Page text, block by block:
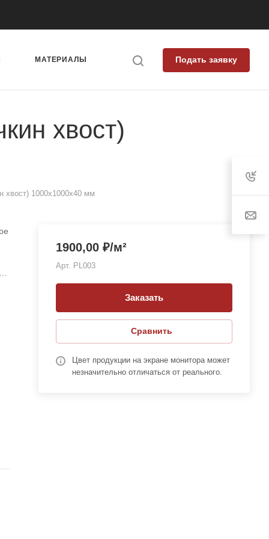
МАТЕРИАЛЫ Подать заявку
хвост)
хвост) 1000х1000x40 мм
1900,00 ₽/м²
Арт. PL003
Заказать
Сравнить
Цвет продукции на экране монитора может
незначительно отличаться от реального.